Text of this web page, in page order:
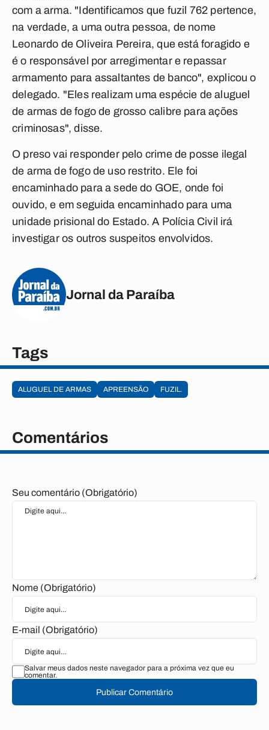
com a arma. "Identificamos que fuzil 762 pertence,
na verdade, a uma outra pessoa, de nome
Leonardo de Oliveira Pereira, que está foragido e
é o responsável por arregimentar e repassar
armamento para assaltantes de banco", explicou o
delegado. "Eles realizam uma espécie de aluguel
de armas de fogo de grosso calibre para ações
criminosas", disse.
O preso vai responder pelo crime de posse ilegal
de arma de fogo de uso restrito. Ele foi
encaminhado para a sede do GOE, onde foi
ouvido, e em seguida encaminhado para uma
unidade prisional do Estado. A Polícia Civil irá
investigar os outros suspeitos envolvidos.
Jornal da Paraíba
Tags
ALUGUEL DE ARMAS APREENSÃO FUZIL.
Comentários
Seu comentário (Obrigatório)
Nome (Obrigatório)
E-mail (Obrigatório)
Salvar meus dados neste navegador para a próxima vez que eu
comentar.
Publicar Comentário